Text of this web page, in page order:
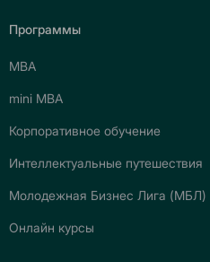
Программы
МВА
mini МВА
Корпоративное обучение
Интеллектуальные путешествия
Молодежная Бизнес Лига (МБЛ)
Онлайн курсы